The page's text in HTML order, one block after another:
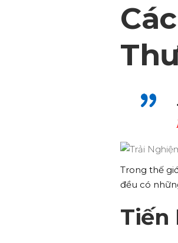
Trong thế
đều có
Tiến